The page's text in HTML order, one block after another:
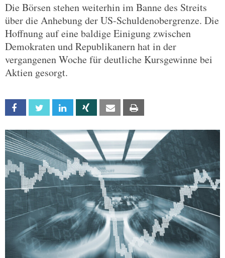
Die Börsen stehen weiterhin im Banne des Streits
über die Anhebung der US-Schuldenobergrenze. Die
Hoffnung auf eine baldige Einigung zwischen
Demokraten und Republikanern hat in der
vergangenen Woche für deutliche Kursgewinne bei
Aktien gesorgt.
Facebook Twitter Linkedin Xing Email